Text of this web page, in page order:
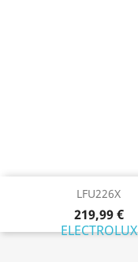
LFU226X
219,99 €
ELECTROLUX